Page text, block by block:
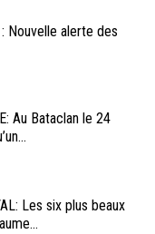
Nouvelle alerte des
Au Bataclan le 24
Les six plus beaux